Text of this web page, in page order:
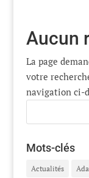
Aucun
La page
votre
navigation ci-
Mots-clés
Actualités